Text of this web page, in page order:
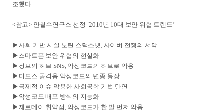
조했다.
<참고> 안철수연구소 선정 ‘2010년 10대 보안 위협 트렌드’
▶사회 기반 시설 노린 스턱스넷, 사이버 전쟁의 서막
▶스마트폰 보안 위협의 현실화
▶정보의 허브 SNS, 악성코드의 허브로 악용
▶디도스 공격용 악성코드의 변종 등장
▶국제적 이슈 악용한 사회공학 기법 만연
▶악성코드 배포 방식의 지능화
▶제로데이 취약점, 악성코드가 한 발 먼저 악용